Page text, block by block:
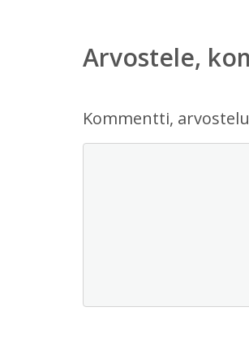
Arvostele,
Kommentti,